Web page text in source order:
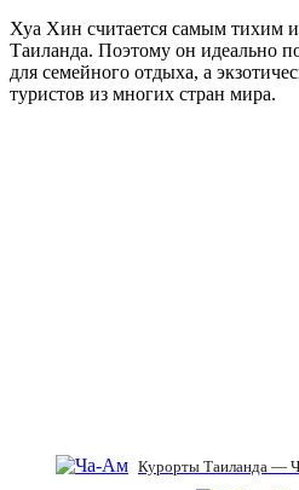
Хуа Хин считается самым тихим
Таиланда. Поэтому он идеально
для семейного отдыха, а
туристов из многих стран мира.
Курорты Таиланда —